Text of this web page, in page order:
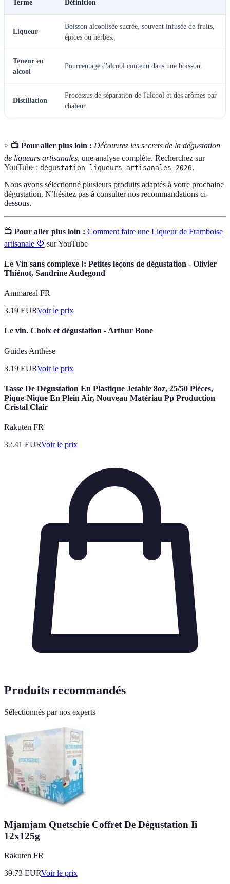
Terme Définition
Liqueur
Boisson alcoolisée sucrée, souvent infusée de fruits,
épices ou herbes.
Teneur en
alcool
Pourcentage d'alcool contenu dans une boisson.
Distillation
Processus de séparation de l'alcool et des arômes par
chaleur.
> 📺 Pour aller plus loin : Découvrez les secrets de la dégustation
de liqueurs artisanales, une analyse complète. Recherchez sur
YouTube : dégustation liqueurs artisanales 2026.
Nous avons sélectionné plusieurs produits adaptés à votre prochaine
dégustation. N’hésitez pas à consulter nos recommandations ci-
dessous.
📺 Pour aller plus loin : Comment faire une Liqueur de Framboise
artisanale 🍓 sur YouTube
Le Vin sans complexe !: Petites leçons de dégustation - Olivier
Thiénot, Sandrine Audegond
Ammareal FR
3.19 EURVoir le prix
Le vin. Choix et dégustation - Arthur Bone
Guides Anthèse
3.19 EURVoir le prix
Tasse De Dégustation En Plastique Jetable 8oz, 25/50 Pièces,
Pique-Nique En Plein Air, Nouveau Matériau Pp Production
Cristal Clair
Rakuten FR
32.41 EURVoir le prix
Produits recommandés
Sélectionnés par nos experts
Mjamjam Quetschie Coffret De Dégustation Ii
12x125g
Rakuten FR
39.73 EURVoir le prix